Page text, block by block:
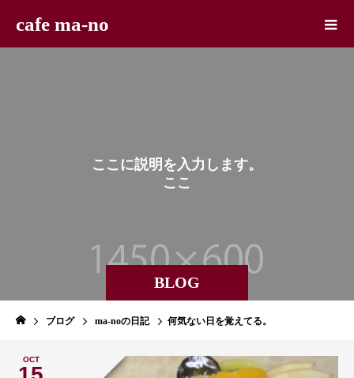
cafe ma-no
BLOG
こ こに説明 を入力 し ます。
に 説
ブログ ma-noの日記 何気ない日を覚えてる。
OCT